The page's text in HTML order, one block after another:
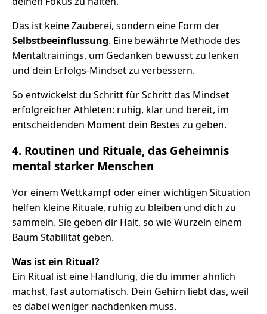
Das ist keine Zauberei, sondern eine Form der
Selbstbeeinflussung. Eine bewährte Methode des
Mentaltrainings, um Gedanken bewusst zu lenken
und dein Erfolgs-Mindset zu verbessern.
So entwickelst du Schritt für Schritt das Mindset
erfolgreicher Athleten: ruhig, klar und bereit, im
entscheidenden Moment dein Bestes zu geben.
4. Routinen und Rituale, das Geheimnis
mental starker Menschen
Vor einem Wettkampf oder einer wichtigen Situation
helfen kleine Rituale, ruhig zu bleiben und dich zu
sammeln. Sie geben dir Halt, so wie Wurzeln einem
Baum Stabilität geben.
Was ist ein Ritual?
Ein Ritual ist eine Handlung, die du immer ähnlich
machst, fast automatisch. Dein Gehirn liebt das, weil
es dabei weniger nachdenken muss.